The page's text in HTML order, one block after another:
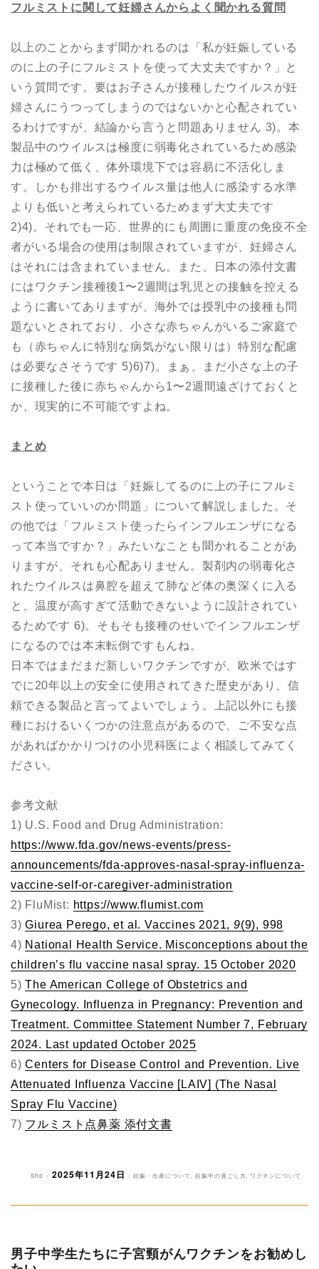
フルミストに関して妊婦さんからよく聞かれる質問
以上のことからまず聞かれるのは「私が妊娠している
のに上の子にフルミストを使って大丈夫ですか？」と
いう質問です。要はお子さんが接種したウイルスが妊
婦さんにうつってしまうのではないかと心配されてい
るわけですが、結論から言うと問題ありません 3)。本
製品中のウイルスは極度に弱毒化されているため感染
力は極めて低く、体外環境下では容易に不活化しま
す。しかも排出するウイルス量は他人に感染する水準
よりも低いと考えられているためまず大丈夫です
2)4)。それでも一応、世界的にも周囲に重度の免疫不全
者がいる場合の使用は制限されていますが、妊婦さん
はそれには含まれていません。また、日本の添付文書
にはワクチン接種後1〜2週間は乳児との接触を控える
ように書いてありますが、海外では授乳中の接種も問
題ないとされており、小さな赤ちゃんがいるご家庭で
も（赤ちゃんに特別な病気がない限りは）特別な配慮
は必要なさそうです 5)6)7)。まぁ、まだ小さな上の子
に接種した後に赤ちゃんから1〜2週間遠ざけておくと
か、現実的に不可能ですよね。
まとめ
ということで本日は「妊娠してるのに上の子にフルミ
スト使っていいのか問題」について解説しました。そ
の他では「フルミスト使ったらインフルエンザになる
って本当ですか？」みたいなことも聞かれることがあ
りますが、それも心配ありません。製剤内の弱毒化さ
れたウイルスは鼻腔を超えて肺など体の奥深くに入る
と、温度が高すぎて活動できないように設計されてい
るためです 6)。そもそも接種のせいでインフルエンザ
になるのでは本末転倒ですもんね。
日本ではまだまだ新しいワクチンですが、欧米ではす
でに20年以上の安全に使用されてきた歴史があり、信
頼できる製品と言ってよいでしょう。上記以外にも接
種におけるいくつかの注意点があるので、ご不安な点
があればかかりつけの小児科医によく相談してみてく
ださい。
参考文献
1) U.S. Food and Drug Administration:
https://www.fda.gov/news-events/press-
announcements/fda-approves-nasal-spray-influenza-
vaccine-self-or-caregiver-administration
2) FluMist: https://www.flumist.com
3)Giurea Perego, et al. Vaccines 2021,9(9), 998
4) National Health Service. Misconceptions about the
children’s flu vaccine nasal spray. 15 October 2020
5)The American College of Obstetrics and
Gynecology. Influenza in Pregnancy: Prevention and
Treatment. Committee Statement Number 7, February
2024. Last updated October 2025
6)Centers for Disease Control and Prevention. Live
Attenuated Influenza Vaccine [LAIV] (The Nasal
Spray Flu Vaccine)
7) フルミスト点鼻薬 添付文書
投
Sho
投
2025年11月24日
カ
妊娠・出産について 妊娠中の過ごし方 ワクチンについて
男子中学生たちに子宮頸がんワクチンをお勧めし